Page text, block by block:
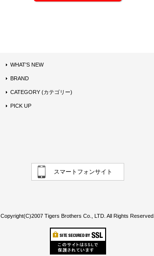
WHAT'S NEW
BRAND
CATEGORY (カテゴリー)
PICK UP
スマートフォンサイト
Copyright(C)2007 Tigers Brothers Co., LTD. All Rights Reserved.